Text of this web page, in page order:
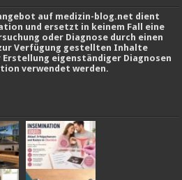
auf medizin-blog.net dient
und ersetzt in keinem Fall eine
oder Diagnose durch einen
Verfügung gestellten Inhalte
eigenständiger Diagnosen
verwendet werden.